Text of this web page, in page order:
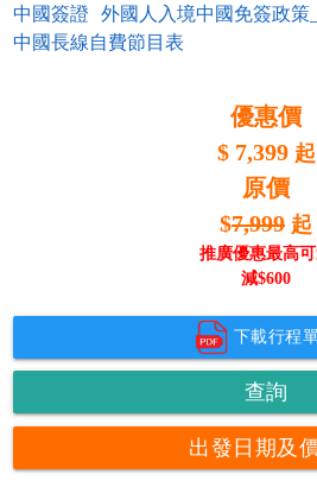
中國簽證
外國人入境中國免簽政策
中國長線自費節目表
優惠價
$ 7,399 起
原價
$7,999 起
推廣優惠最高
減$600
下載行程
查詢
出發日期及